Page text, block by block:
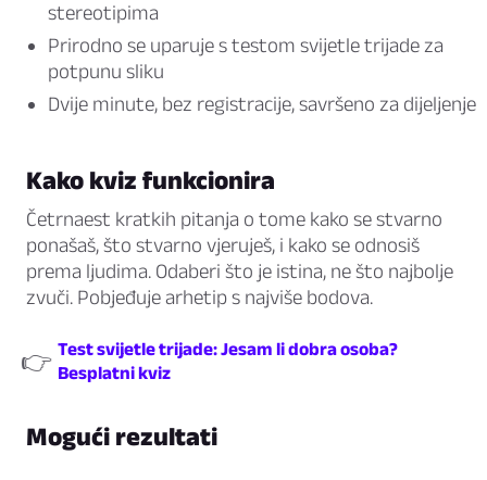
stereotipima
Prirodno se uparuje s testom svijetle trijade za
potpunu sliku
Dvije minute, bez registracije, savršeno za dijeljenje
Kako kviz funkcionira
Četrnaest kratkih pitanja o tome kako se stvarno
ponašaš, što stvarno vjeruješ, i kako se odnosiš
prema ljudima. Odaberi što je istina, ne što najbolje
zvuči. Pobjeđuje arhetip s najviše bodova.
👉 Test svijetle trijade: Jesam li dobra osoba?
Besplatni kviz
Mogući rezultati